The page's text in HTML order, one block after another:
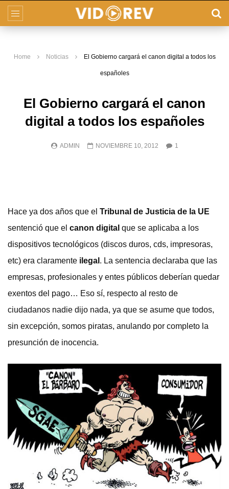
Home Noticias El Gobierno cargará el canon digital a todos los
españoles
El Gobierno cargará el canon
digital a todos los españoles
ADMIN NOVIEMBRE 10, 2012 1
Hace ya dos años que el Tribunal de Justicia de la UE
sentenció que el canon digital que se aplicaba a los
dispositivos tecnológicos (discos duros, cds, impresoras,
etc) era claramente ilegal . La sentencia declaraba que las
empresas, profesionales y entes públicos deberían quedar
exentos del pago… Eso sí, respecto al resto de
ciudadanos nadie dijo nada, ya que se asume que todos,
sin excepción, somos piratas, anulando por completo la
presunción de inocencia.